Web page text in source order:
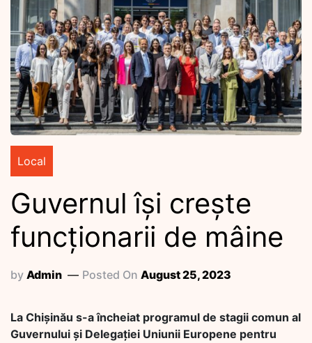
Local
Guvernul își crește
funcționarii de mâine
by Admin Posted On August 25, 2023
La Chișinău s-a încheiat programul de stagii comun al
Guvernului și Delegației Uniunii Europene pentru